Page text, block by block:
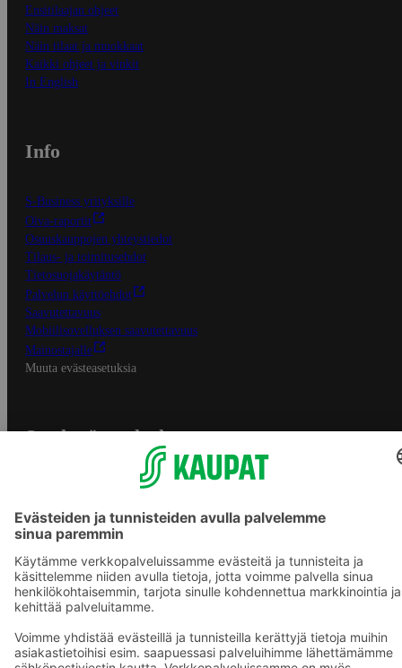
Ensitilaajan ohjeet
Näin maksat
Näin tilaat ja muokkaat
Kaikki ohjeet ja vinkit
In English
Info
S-Business yrityksille
Oiva-raportit
Osuuskauppojen yhteystiedot
Tilaus- ja toimitusehdot
Tietosuojakäytäntö
Palvelun käyttöehdot
Saavutettavuus
Mobiilisovelluksen saavutettavuus
Mainostajalle
Muuta evästeasetuksia
S-ryhmän palvelut
Yhteishyvä Ruoka -sovellus
Prisma.fi
Sokos.fi
S-Pankki
Sokos Hotels